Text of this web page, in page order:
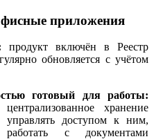
приложения
продукт включён в Реестр
обновляется с учётом
готовый для работы:
централизованное хранение
управлять доступом к ним,
с документами